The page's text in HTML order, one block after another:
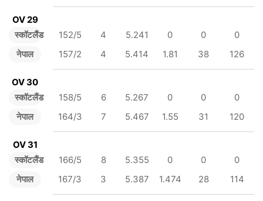
OV 29
स्कॉटलैंड
नेपाल
152/5 4 5.241 0 0
0
157/2
4 5.414 1.81 38 126
OV 30
स्कॉटलैंड
नेपाल
158/5 6 5.267 0 0
0
164/3
7 5.467 1.55 31 120
OV 31
स्कॉटलैंड
नेपाल
166/5 8 5.355 0 0
0
167/3
3 5.387 1.474 28 114